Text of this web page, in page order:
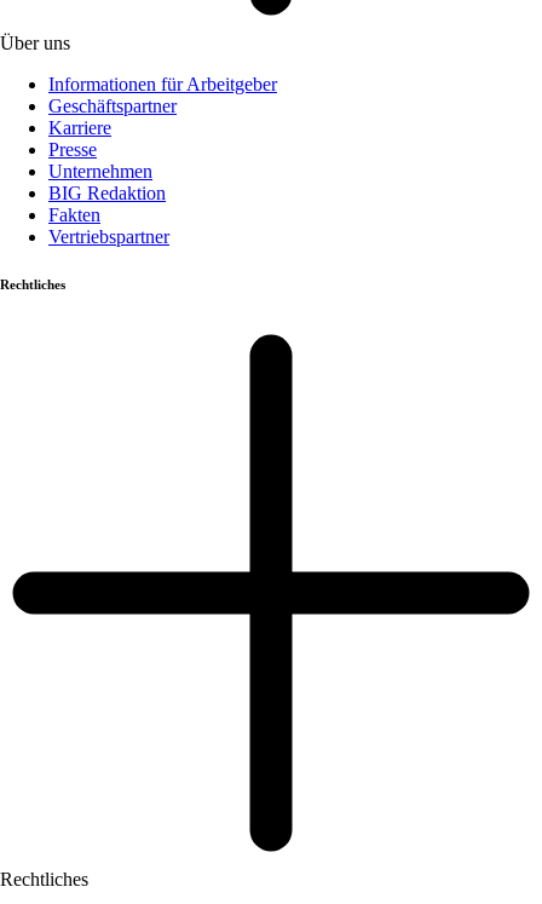
Über uns
Informationen für Arbeitgeber
Geschäftspartner
Karriere
Presse
Unternehmen
BIG Redaktion
Fakten
Vertriebspartner
Rechtliches
Rechtliches